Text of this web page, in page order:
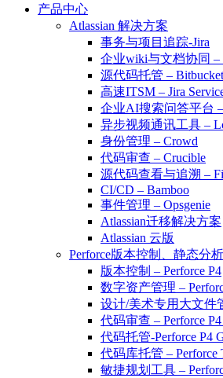
产品中心
Atlassian 解决方案
事务与项目追踪-Jira
企业wiki与文档协同 –
源代码托管 – Bitbucket
高速ITSM – Jira
企业AI搜索问答平台
异步视频通讯工具 –
身份管理 – Crowd
代码审查 – Crucible
源代码查看与追溯 –
CI/CD – Bamboo
事件管理 – Opsgenie
Atlassian迁移解决方案
Atlassian 云版
Perforce版本控制、静态分
版本控制 – Perforce P4
数字资产管理 –
设计/美术专用大文件
代码审查 – Perforce
代码托管-Perforce P4
代码库托管 – Perforce
敏捷规划工具 –